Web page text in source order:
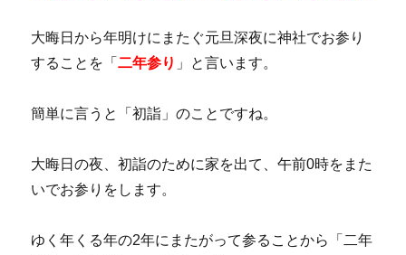
大晦日から年明けにまたぐ元旦深夜に神社でお参り
することを「二年参り 」と言います。
簡単に言うと「初詣」のことですね。
大晦日の夜、初詣のために家を出て、午前0時をまた
いでお参りをします。
ゆく年くる年の2年にまたがって参ることから「二年